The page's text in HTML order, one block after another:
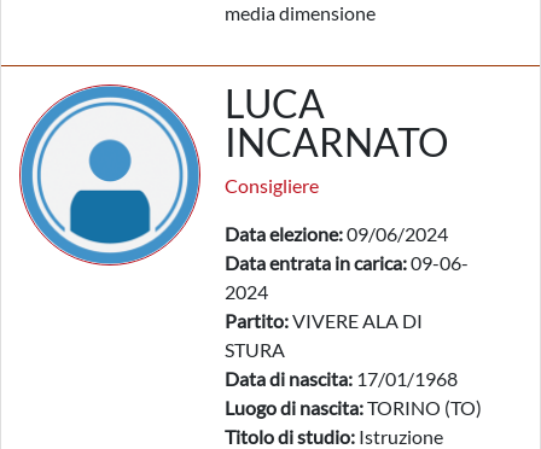
media dimensione
LUCA
INCARNATO
Consigliere
Data elezione:09/06/2024
Data entrata in carica:09-06-
2024
Partito:VIVERE ALA DI
STURA
Data di nascita: 17/01/1968
Luogo di nascita:TORINO (TO)
Titolo di studio: Istruzione